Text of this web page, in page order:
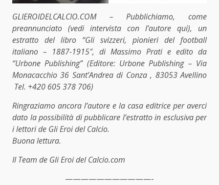
GLIEROIDELCALCIO.COM – Pubblichiamo, come
preannunciato (vedi intervista con l’autore qui), un
estratto del libro “Gli svizzeri, pionieri del football
italiano – 1887-1915″, di Massimo Prati e edito da
“Urbone Publishing” (Editore: Urbone Publishing – Via
Monacacchio 36 Sant’Andrea di Conza , 83053 Avellino
Tel. +420 605 378 706)
Ringraziamo ancora l’autore e la casa editrice per averci
dato la possibilità di pubblicare l’estratto in esclusiva per
i lettori de Gli Eroi del Calcio.
Buona lettura.
Il Team de Gli Eroi del Calcio.com
———————————-